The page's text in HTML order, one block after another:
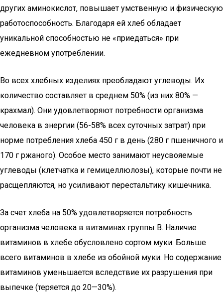
других аминокислот, повышает умственную и физическую
работоспособность. Благодаря ей хлеб обладает
уникальной способностью не «приедаться» при
ежедневном употреблении.
Во всех хлебных изделиях преобладают углеводы. Их
количество составляет в среднем 50% (из них 80% —
крахмал). Они удовлетворяют потребности организма
человека в энергии (56-58% всех суточных затрат) при
норме потребления хлеба 450 г в день (280 г пшеничного и
170 г ржаного). Особое место занимают неусвояемые
углеводы (клетчатка и гемицеллюлозы), которые почти не
расщепляются, но усиливают перестальтику кишечника.
За счет хлеба на 50% удовлетворяется потребность
организма человека в витаминах группы В. Наличие
витаминов в хлебе обусловлено сортом муки. Больше
всего витаминов в хлебе из обойной муки. Но содержание
витаминов уменьшается вследствие их разрушения при
выпечке (теряется до 20—30%).